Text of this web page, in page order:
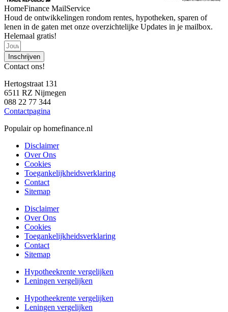
HomeFinance MailService
Houd de ontwikkelingen rondom rentes, hypotheken, sparen of
lenen in de gaten met onze overzichtelijke Updates in je mailbox.
Helemaal gratis!
Inschrijven
Contact ons!
Hertogstraat 131
6511 RZ Nijmegen
088 22 77 344
Contactpagina
Populair op homefinance.nl
Disclaimer
Over Ons
Cookies
Toegankelijkheidsverklaring
Contact
Sitemap
Disclaimer
Over Ons
Cookies
Toegankelijkheidsverklaring
Contact
Sitemap
Hypotheekrente vergelijken
Leningen vergelijken
Hypotheekrente vergelijken
Leningen vergelijken